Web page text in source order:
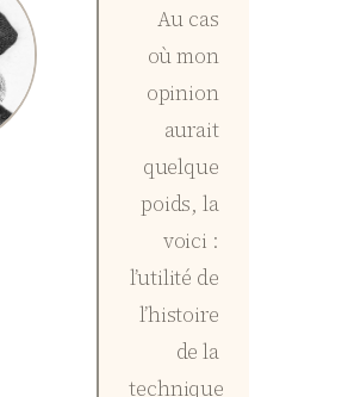
Au cas
où mon
opinion
aurait
quelque
poids, la
voici :
l’utilité de
l’histoire
de la
technique